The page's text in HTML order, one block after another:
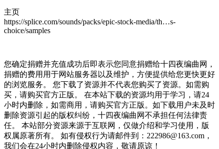
主页
https://splice.com/sounds/packs/epic-stock-media/th…s-
choice/samples
您确定捐赠并充值成功后即表示您同意捐赠给十四夜编曲网，
捐赠的费用用于网站服务器以及维护，方便提供给您更快更好
的浏览服务。 您下载了资源并不代表您购买了资源。如需购
买，请购买官方正版。 在本站下载的资源均用于学习，请24
小时内删除，如需商用，请购买官方正版。如下载用户未及时
删除资源引起的版权纠纷，十四夜编曲网不承担任何法律责
任。 本站部分资源来源于互联网，仅做介绍和学习使用，版
权属原著所有。 如有侵权行为请邮件到：222986@163.com，
我们会在24小时内删除侵权内容，敬请原谅！